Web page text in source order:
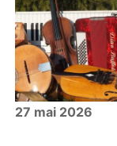
27 mai 2026